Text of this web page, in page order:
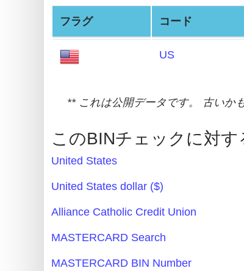
Credit
Card
Generator
Card
Generate
Credit
Card
from
BIN
Credit
Checker
フラグ コード
US
** これは公開データです。 古いか
このBINチェックに対
United States
United States dollar ($)
Alliance Catholic Credit Union
MASTERCARD Search
MASTERCARD BIN Number